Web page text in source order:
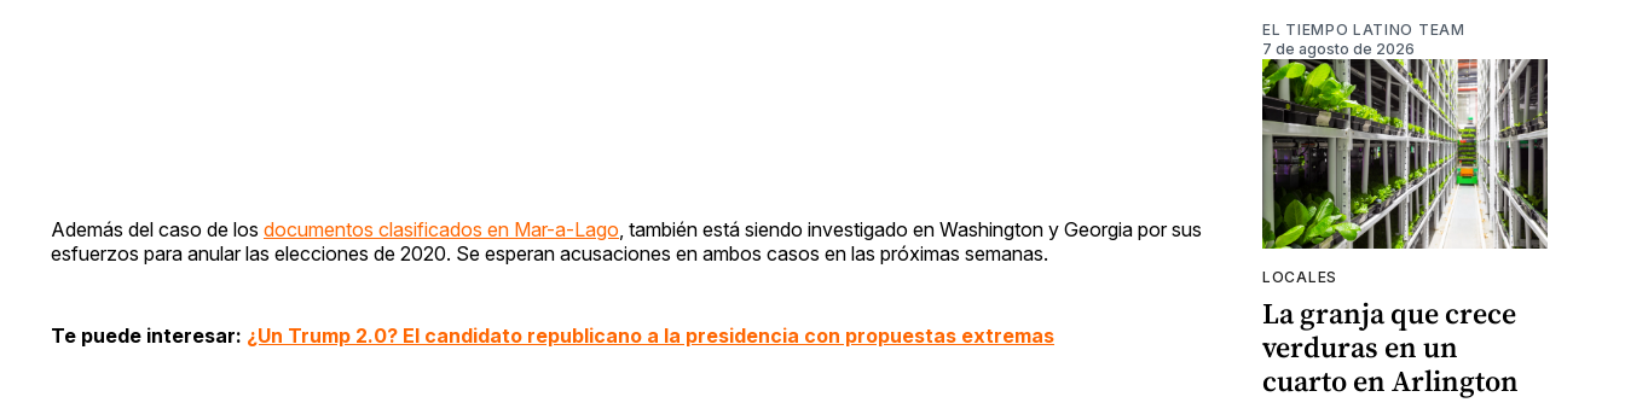
Además del caso de los documentos clasificados en Mar-a-Lago , también está siendo investigado en Washington y Georgia por sus
esfuerzos para anular las elecciones de 2020. Se esperan acusaciones en ambos casos en las próximas semanas.
Te puede interesar: ¿Un Trump 2.0? El candidato republicano a la presidencia con propuestas extremas
EL TIEMPO LATINO TEAM
7 de agosto de 2026
LOCALES
La granja que crece
verduras en un
cuarto en Arlington